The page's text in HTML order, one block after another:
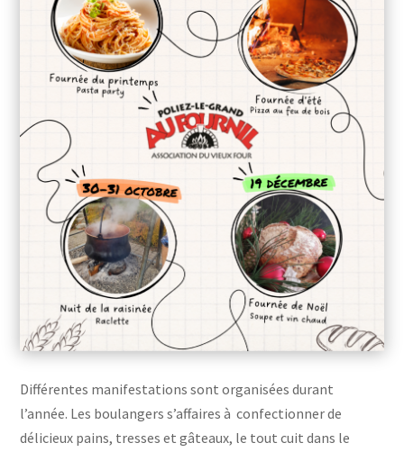
Différentes manifestations sont organisées durant
l’année. Les boulangers s’affaires à confectionner de
délicieux pains, tresses et gâteaux, le tout cuit dans le